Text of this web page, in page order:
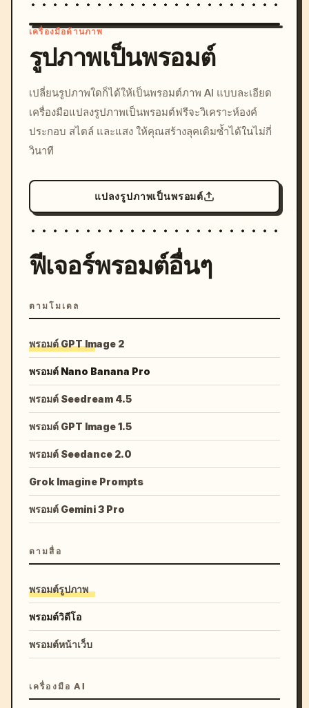
c, cyberpunk sunset, neon
colors, 8k --v 6.0
เครื่องมือด้านภาพ
รูปภาพเป็นพรอมต์
เปลี่ยนรูปภาพใดก็ได้ให้เป็นพรอมต์ภาพ AI แบบละเอียด
เครื่องมือแปลงรูปภาพเป็นพรอมต์ฟรีจะวิเคราะห์องค์
ประกอบ สไตล์ และแสง ให้คุณสร้างลุคเดิมซ้ำได้ในไม่กี่
วินาที
แปลงรูปภาพเป็นพรอมต์
ฟีเจอร์พรอมต์อื่นๆ
ตามโมเดล
พรอมต์ GPT Image 2
พรอมต์ Nano Banana Pro
พรอมต์ Seedream 4.5
พรอมต์ GPT Image 1.5
พรอมต์ Seedance 2.0
Grok Imagine Prompts
พรอมต์ Gemini 3 Pro
ตามสื่อ
พรอมต์รูปภาพ
พรอมต์วิดีโอ
พรอมต์หน้าเว็บ
เครื่องมือ AI